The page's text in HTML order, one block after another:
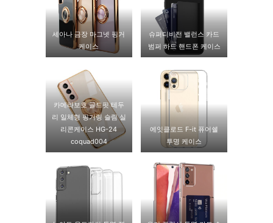
세아나 금장 마그넷 핑거
케이스
슈퍼디비전 밸런스 카드
범퍼 하드 핸드폰 케이스
카메라보호 골드핏 테두
리 일체형 핑거링 슬림 실
리콘케이스 HG-24
coquad004
에잇클로드 F-it 퓨어쉘
투명 케이스